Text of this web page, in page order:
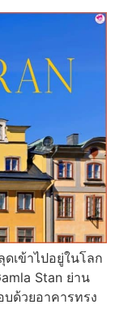
เข้าไปอยู่ในโลก
Stan ย่าน
บด้วยอาคารทรง